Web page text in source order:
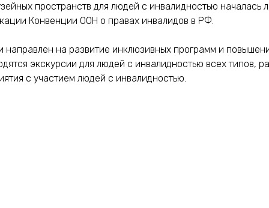
пространств для людей с инвалидностью началась
Конвенции ООН о правах инвалидов в РФ.
на развитие инклюзивных программ и
экскурсии для людей с инвалидностью всех типов,
с участием людей с инвалидностью.